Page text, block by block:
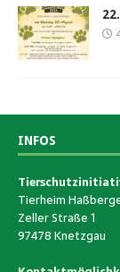
INFOS
Tierheim
Zeller Straße 1
97478 Knetzgau